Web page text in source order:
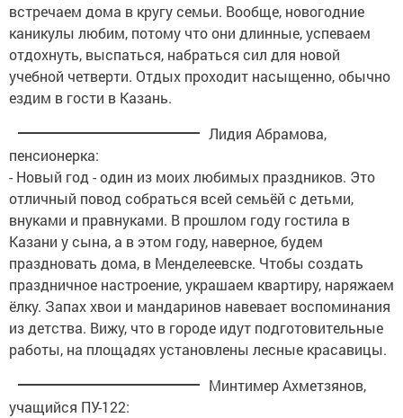
встречаем дома в кругу семьи. Вообще, новогодние
каникулы любим, потому что они длинные, успеваем
отдохнуть, выспаться, набраться сил для новой
учебной четверти. Отдых проходит насыщенно, обычно
ездим в гости в Казань.
Лидия Абрамова,
пенсионерка:
- Новый год - один из моих любимых праздников. Это
отличный повод собраться всей семьёй с детьми,
внуками и правнуками. В прошлом году гостила в
Казани у сына, а в этом году, наверное, будем
праздновать дома, в Менделеевске. Чтобы создать
праздничное настроение, украшаем квартиру, наряжаем
ёлку. Запах хвои и мандаринов навевает воспоминания
из детства. Вижу, что в городе идут подготовительные
работы, на площадях установлены лесные красавицы.
Минтимер Ахметзянов,
учащийся ПУ-122: